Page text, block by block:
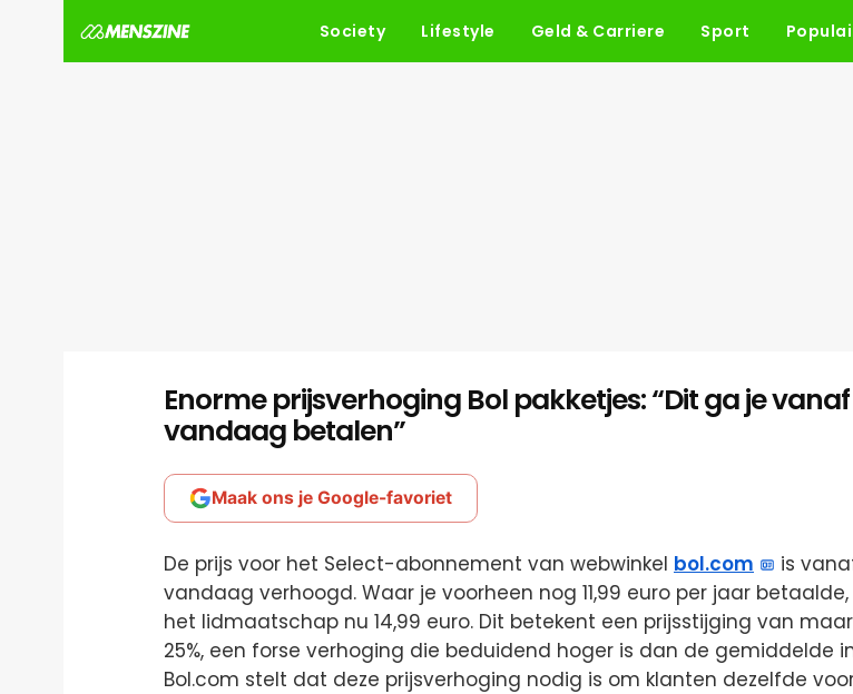
Society Lifestyle Geld & Carriere Sport
Enorme prijsverhoging Bol pakketjes: “Dit ga je vanaf
vandaag betalen”
Maak ons je Google-favoriet
De prijs voor het Select-abonnement van webwinkel bol.com
is
vandaag verhoogd. Waar je voorheen nog 11,99 euro per jaar betaalde,
het lidmaatschap nu 14,99 euro. Dit betekent een prijsstijging van
25%, een forse verhoging die beduidend hoger is dan de gemiddelde
Bol.com stelt dat deze prijsverhoging nodig is om klanten dezelfde